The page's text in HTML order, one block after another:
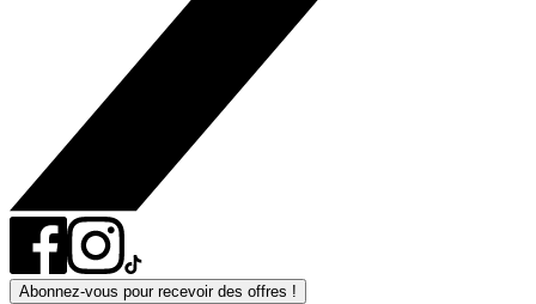
Abonnez-vous pour recevoir des offres !